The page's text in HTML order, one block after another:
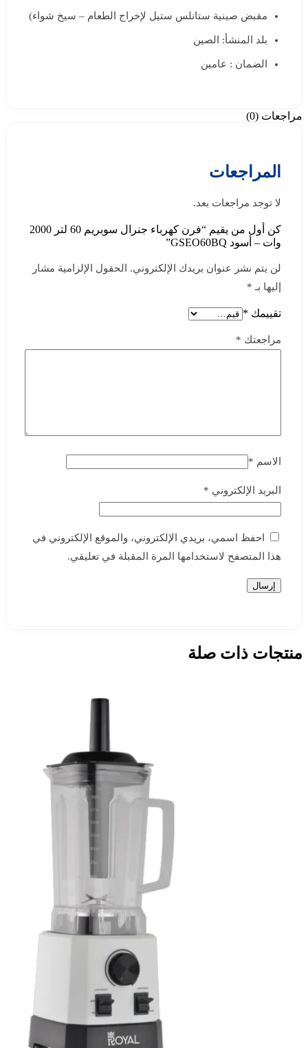
مقبض صينية ستانلس ستيل لإخراج الطعام – سيخ شواء)
بلد المنشأ: الصين
الضمان : عامين
مراجعات (0)
المراجعات
لا توجد مراجعات بعد.
كن أول من يقيم “فرن كهرباء جنرال سوبريم 60 لتر 2000
وات – أسود GSEO60BQ”
لن يتم نشر عنوان بريدك الإلكتروني.
الحقول الإلزامية مشار
إليها بـ *
تقييمك *
مراجعتك *
الاسم *
البريد الإلكتروني *
احفظ اسمي، بريدي الإلكتروني، والموقع الإلكتروني في
هذا المتصفح لاستخدامها المرة المقبلة في تعليقي.
منتجات ذات صلة